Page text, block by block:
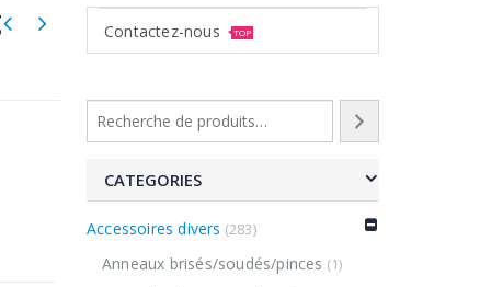
Contactez-nous TOP
CATEGORIES
Accessoires divers (283)
Anneaux brisés/soudés/pinces (1)